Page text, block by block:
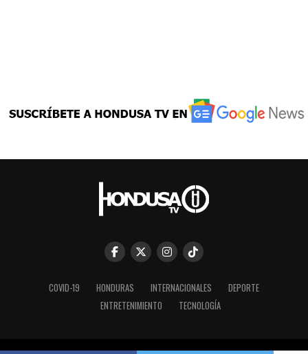
COVID-19 HONDURAS INTERNACIONALES
DEPORTE
ENTRETENIMIENTO
TECNOLOGÍA